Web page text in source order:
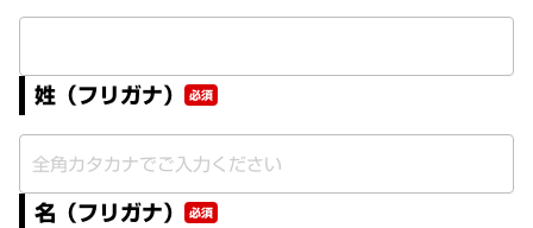
姓（フリガナ） 必須
名（フリガナ） 必須